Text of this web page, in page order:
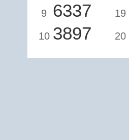
9 6337
10 3897
19
20